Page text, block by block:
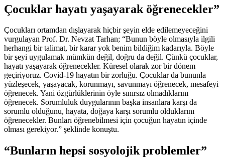
Çocuklar hayatı yaşayarak öğrenecekler”
Çocukları ortamdan dışlayarak hiçbir şeyin elde edilemeyeceğini
vurgulayan Prof. Dr. Nevzat Tarhan; “Bunun böyle olmasıyla ilgili
herhangi bir talimat, bir karar yok benim bildiğim kadarıyla. Böyle
bir şeyi uygulamak mümkün değil, doğru da değil. Çünkü çocuklar,
hayatı yaşayarak öğrenecekler. Küresel olarak zor bir dönem
geçiriyoruz. Covid-19 hayatın bir zorluğu. Çocuklar da bununla
yüzleşecek, yaşayacak, korunmayı, savunmayı öğrenecek, mesafeyi
öğrenecek. Yani özgürlüklerinin öyle sınırsız olmadıklarını
öğrenecek. Sorumluluk duygularının başka insanlara karşı da
sorumlu olduğunu, hayata, doğaya karşı sorumlu olduklarını
öğrenecekler. Bunları öğrenebilmesi için çocuğun hayatın içinde
olması gerekiyor.” şeklinde konuştu.
“Bunların hepsi sosyolojik problemler”